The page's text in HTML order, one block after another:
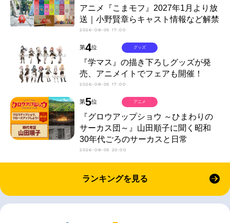
アニメ『こまモフ』2027年1月より放
送｜小野賢章らキャスト情報など解禁
2026-08-05 17:00
第4位
『学マス』の描き下ろしグッズが発
売、アニメイトでフェアも開催！
2026-08-05 17:00
グッズ
第5位
『グロウアップショウ ～ひまわりの
サーカス団～』山田順子に聞く昭和
30年代ごろのサーカスと日常
2026-08-05 20:00
アニメ
ランキングを見る